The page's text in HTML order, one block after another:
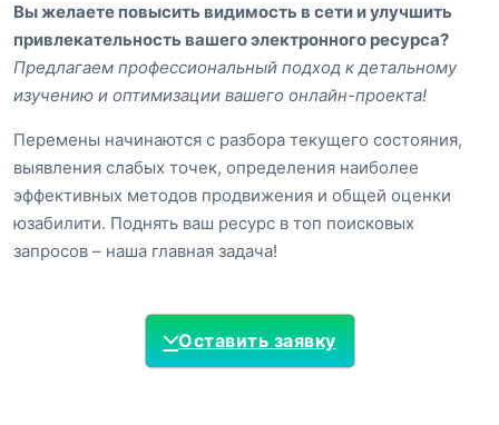
Вы желаете повысить видимость в сети и улучшить
привлекательность вашего электронного ресурса?
Предлагаем профессиональный подход к детальному
изучению и оптимизации вашего онлайн-проекта!
Перемены начинаются с разбора текущего состояния,
выявления слабых точек, определения наиболее
эффективных методов продвижения и общей оценки
юзабилити. Поднять ваш ресурс в топ поисковых
запросов – наша главная задача!
Оставить заявку